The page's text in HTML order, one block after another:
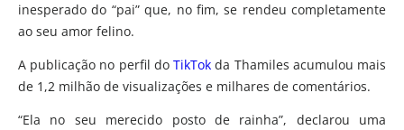
inesperado do “pai” que, no fim, se rendeu completamente
ao seu amor felino.
A publicação no perfil doTikTok da Thamiles acumulou mais
de 1,2 milhão de visualizações e milhares de comentários.
“Ela no seu merecido posto de rainha”, declarou uma